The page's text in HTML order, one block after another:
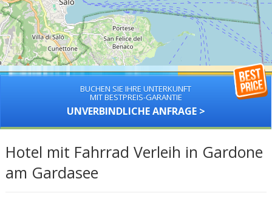
BUCHEN SIE IHRE UNTERKUNFT
MIT BESTPREIS-GARANTIE
UNVERBINDLICHE ANFRAGE >
Hotel mit Fahrrad Verleih in Gardone
am Gardasee